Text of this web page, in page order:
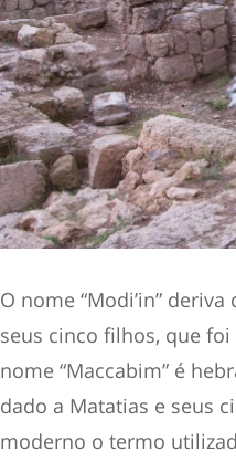
O nome “Modi’in”
seus cinco filhos, que
nome “Maccabim” é
dado a Matatias e seus
moderno o termo